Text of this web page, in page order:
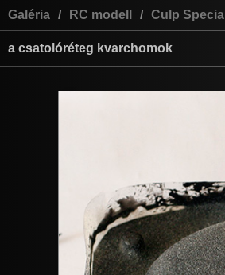
Galéria / RC modell / Culp Special
a csatolóréteg kvarchomok